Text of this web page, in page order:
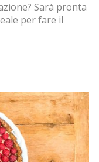
Sarà pronta
per fare il